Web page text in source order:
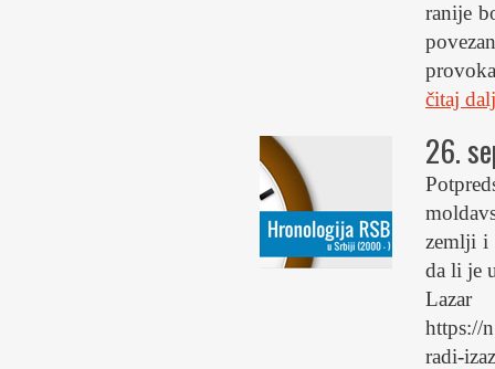
ranije
čitaj
26.
zemlji i
da li je
Lazar
https://
radi-